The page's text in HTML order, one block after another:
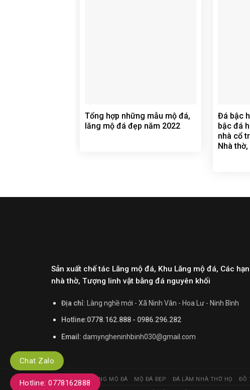
Tổng hợp những mẫu mộ đá,
lăng mộ đá đẹp năm 2022
Đá bậc
bậc đá
nhà cổ
Nhà
Sản xuất chế tác Lăng mộ đá, Khu Lăng mộ đá, Các
nhà thờ, Tượng linh vật bằng đá nguyên khối
Địa chỉ: Làng nghề mới - Xã Ninh Vân - Hoa Lư - Ninh Bình
Hotline:0778.162.888 - 0986.296.282
Email: damyngheninhbinh030@gmail.com
TRANG CHỦ LĂNG MỘ ĐÁ MỘ ĐÁ ĐẸP ĐÁ LÀM NHÀ THỜ HỌ ĐỒ
Chat Zalo
Hotline: 0778162888